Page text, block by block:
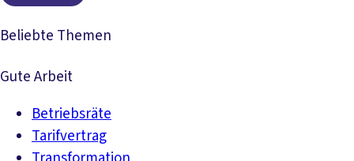
Beliebte Themen
Gute Arbeit
Betriebsräte
Tarifvertrag